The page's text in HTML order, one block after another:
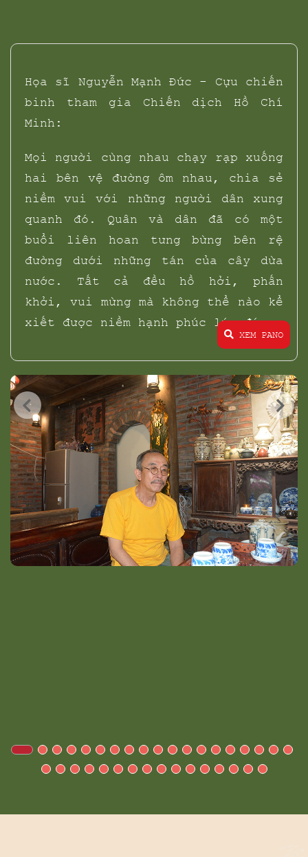
Họa sĩ Nguyễn Mạnh Đức - Cựu chiến
binh tham gia Chiến dịch Hồ Chí
Minh:
Mọi người cùng nhau chạy rạp xuống
hai bên vệ đường ôm nhau, chia sẻ
niềm vui với những người dân xung
quanh đó. Quân và dân đã có một
buổi liên hoan tưng bừng bên rệ
đường dưới những tán của cây dừa
nước. Tất cả đều hồ hởi, phấn
khởi, vui mừng mà không thể nào kể
xiết được niềm hạnh phúc lúc đó...
XEM PANO